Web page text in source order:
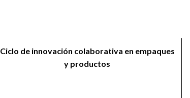
Ciclo de innovación colaborativa en empaques
y productos